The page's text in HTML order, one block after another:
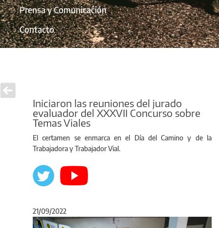
Prensa y Comunicación
Contacto
Iniciaron las reuniones del jurado
evaluador del XXXVII Concurso sobre
Temas Viales
El certamen se enmarca en el Día del Camino y de la
Trabajadora y Trabajador Vial.
21/09/2022
Anterior